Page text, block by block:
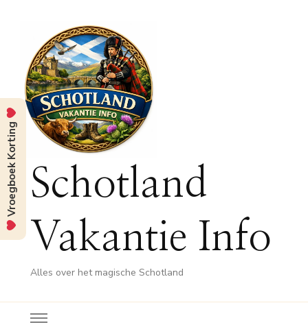
Schotland
Vakantie Info
Alles over het magische Schotland
Vroegboek Korting